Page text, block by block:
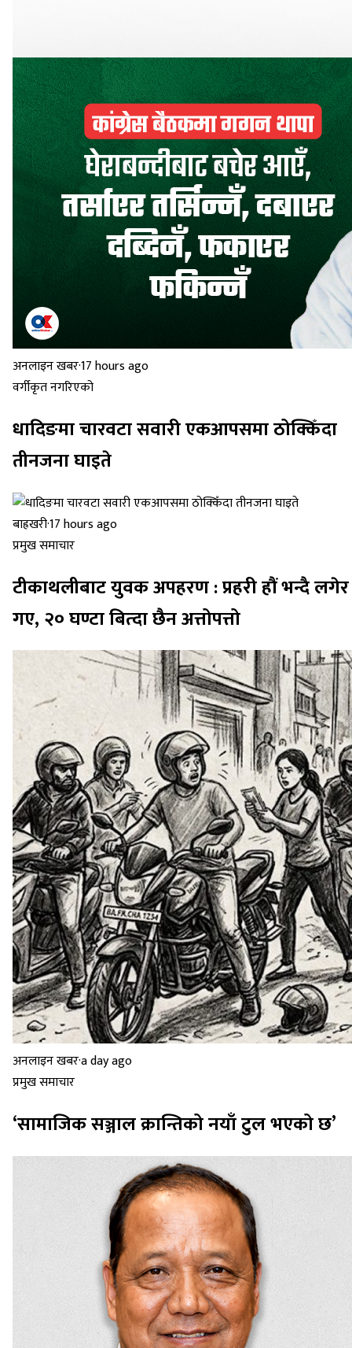
अनलाइन खबर·17 hours ago
वर्गीकृत नगरिएको
धादिङमा चारवटा सवारी एकआपसमा ठोक्किँदा
तीनजना घाइते
बाह्रखरी·17 hours ago
प्रमुख समाचार
टीकाथलीबाट युवक अपहरण : प्रहरी हौं भन्दै लगेर
गए, २० घण्टा बित्दा छैन अत्तोपत्तो
अनलाइन खबर·a day ago
प्रमुख समाचार
‘सामाजिक सञ्जाल क्रान्तिको नयाँ टुल भएको छ’